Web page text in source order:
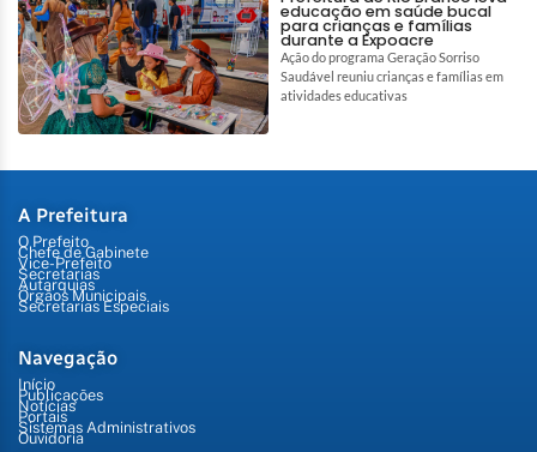
educação em saúde bucal
para crianças e famílias
durante a Expoacre
Ação do programa Geração Sorriso
Saudável reuniu crianças e famílias em
atividades educativas
A Prefeitura
O Prefeito
Chefe de Gabinete
Vice-Prefeito
Secretarias
Autarquias
Órgãos Municipais
Secretarias Especiais
Navegação
Início
Publicações
Notícias
Portais
Sistemas Administrativos
Ouvidoria